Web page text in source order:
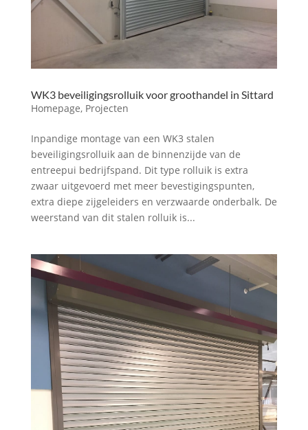
WK3 beveiligingsrolluik voor groothandel in Sittard
Homepage, Projecten
Inpandige montage van een WK3 stalen
beveiligingsrolluik aan de binnenzijde van de
entreepui bedrijfspand. Dit type rolluik is extra
zwaar uitgevoerd met meer bevestigingspunten,
extra diepe zijgeleiders en verzwaarde onderbalk. De
weerstand van dit stalen rolluik is...